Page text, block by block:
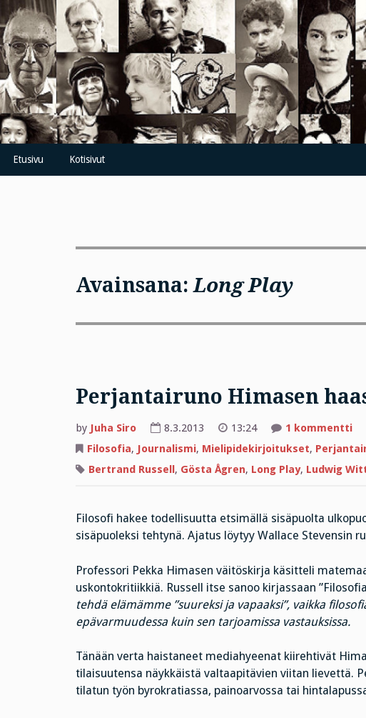
Skip
to
content
Etusivu Kotisivut
Avainsana:Long Play
Perjantairuno Himasen
by Juha Siro 8.3.2013 13:24 1 kommentti
Filosofia, Journalismi, Mielipidekirjoitukset,
Bertrand Russell, Gösta Ågren, Long Play, Ludwig
Filosofi hakee todellisuutta etsimällä sisäpuolta
sisäpuoleksi tehtynä. Ajatus löytyy Wallace Stevensin
Professori Pekka Himasen väitöskirja käsitteli
uskontokritiikkiä. Russell itse sanoo kirjassaan
tehdä elämämme ”suureksi ja vapaaksi”, vaikka
epävarmuudessa kuin sen tarjoamissa vastauksissa.
Tänään verta haistaneet mediahyeenat kiirehtivät
tilaisuutensa näykkäistä valtaapitävien viitan lievettä.
tilatun työn byrokratiassa, painoarvossa tai